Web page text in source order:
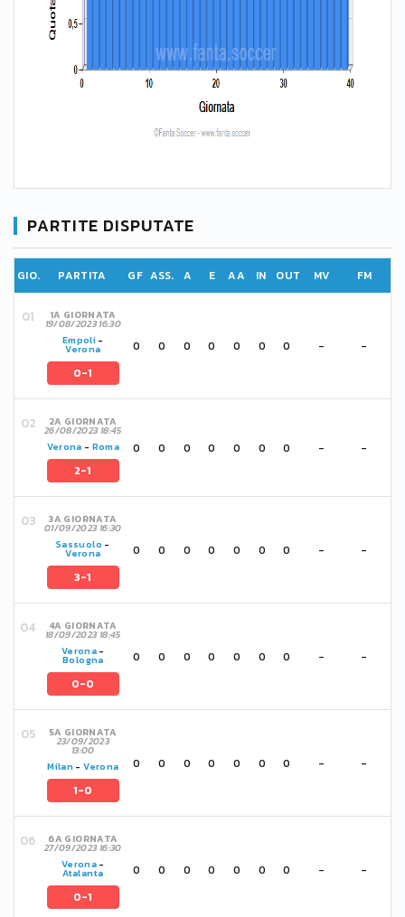
PARTITE DISPUTATE
GIO. PARTITA GF ASS. A E AA IN OUT MV FM
1A GIORNATA
19/08/2023 16:30
Empoli -
Verona
0-1
0 0 0 0 0 0 0 - -
2A GIORNATA
26/08/2023 18:45
Verona - Roma
2-1
0 0 0 0 0 0 0 - -
3A GIORNATA
01/09/2023 16:30
Sassuolo -
Verona
3-1
0 0 0 0 0 0 0 - -
4A GIORNATA
18/09/2023 18:45
Verona -
Bologna
0-0
0 0 0 0 0 0 0 - -
5A GIORNATA
23/09/2023
13:00
Milan -Verona
1-0
0 0 0 0 0 0 0 - -
6A GIORNATA
27/09/2023 16:30
Verona -
Atalanta
0-1
0 0 0 0 0 0 0 - -